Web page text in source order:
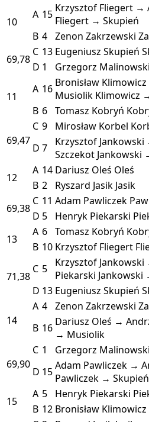
10
A 15 Krzysztof Fliegert →
Fliegert → Skupień
B 4 Zenon Zakrzewski
69,78
C 13 Eugeniusz Skupień
D 1 Grzegorz Malinowski
11
A 16 Bronisław
Musiolik Klimowicz
B 6 Tomasz Kobryń
69,47
C 9 Mirosław Korbel
D 7
Krzysztof
Szczekot Jankowski
12
A 14 Dariusz Oleś Oleś
B 2 Ryszard Jasik Jasik
69,38
C 11 Adam Pawliczek
D 5 Henryk Piekarski
13
A 6 Tomasz Kobryń
B 10 Krzysztof Fliegert
71,38
C 5
Krzysztof
Piekarski Jankowski
D 13 Eugeniusz Skupień
14
A 4 Zenon Zakrzewski
B 16 Dariusz Oleś →
→ Musiolik
69,90
C 1 Grzegorz Malinowski
D 15Adam Pawliczek →
Pawliczek → Skupień
15
A 5 Henryk Piekarski
B 12 Bronisław Klimowicz